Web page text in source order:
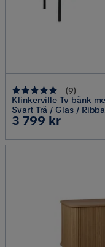
(9)
Klinkerville Tv bänk
Svart Trä / Glas /
Pris
3 799 kr